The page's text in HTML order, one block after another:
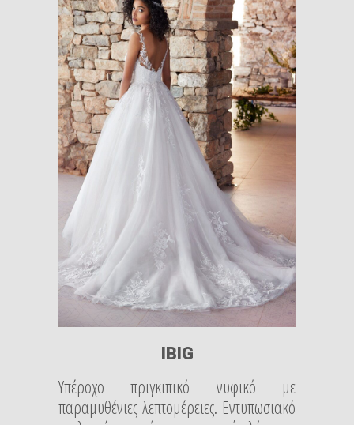
IBIG
Υπέροχο πριγκιπικό νυφικό με
παραμυθένιες λεπτομέρειες. Εντυπωσιακό